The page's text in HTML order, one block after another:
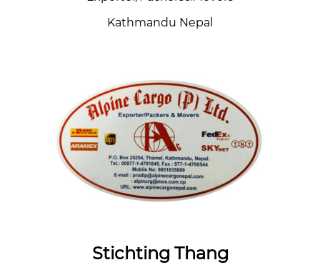
Kathmandu Nepal
Stichting Thang